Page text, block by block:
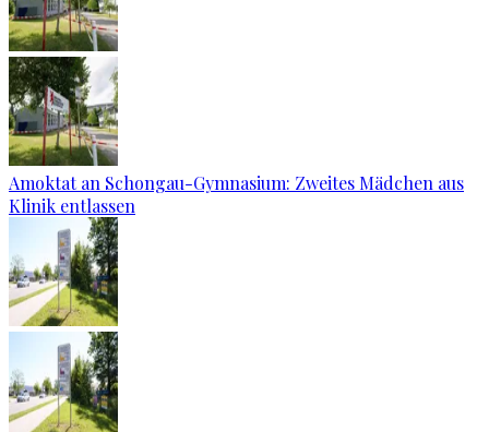
Amoktat an Schongau-Gymnasium: Zweites Mädchen aus
Klinik entlassen